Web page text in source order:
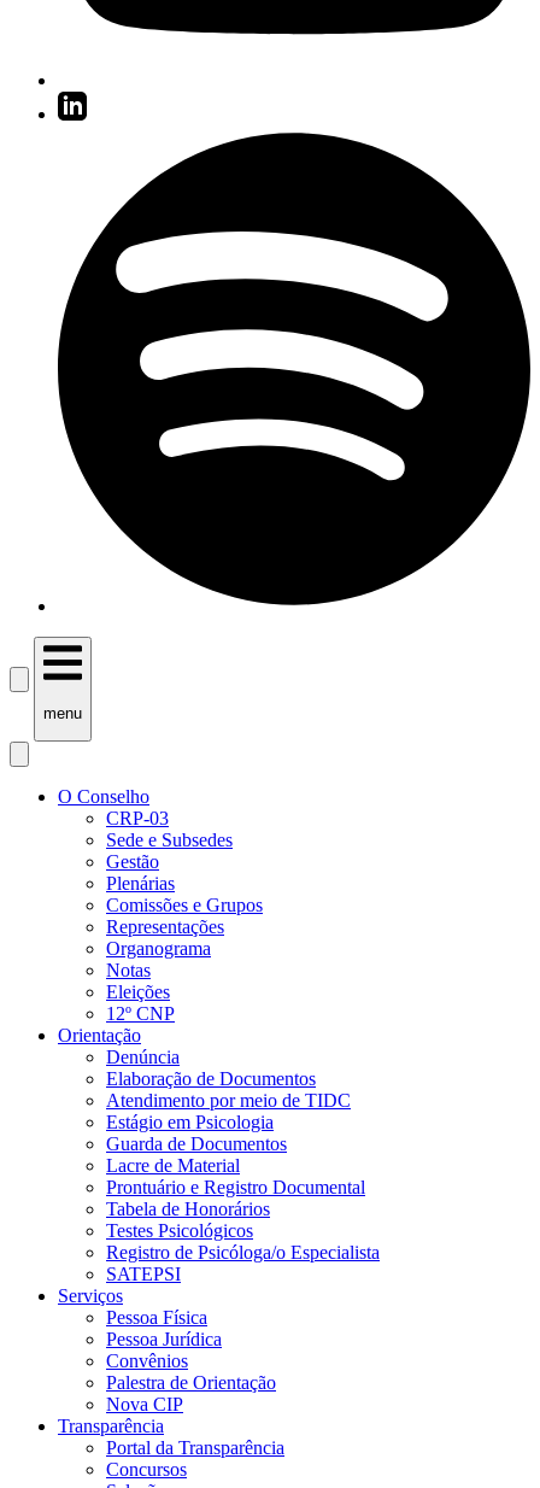
menu
O Conselho
CRP-03
Sede e Subsedes
Gestão
Plenárias
Comissões e Grupos
Representações
Organograma
Notas
Eleições
12º CNP
Orientação
Denúncia
Elaboração de Documentos
Atendimento por meio de TIDC
Estágio em Psicologia
Guarda de Documentos
Lacre de Material
Prontuário e Registro Documental
Tabela de Honorários
Testes Psicológicos
Registro de Psicóloga/o Especialista
SATEPSI
Serviços
Pessoa Física
Pessoa Jurídica
Convênios
Palestra de Orientação
Nova CIP
Transparência
Portal da Transparência
Concursos